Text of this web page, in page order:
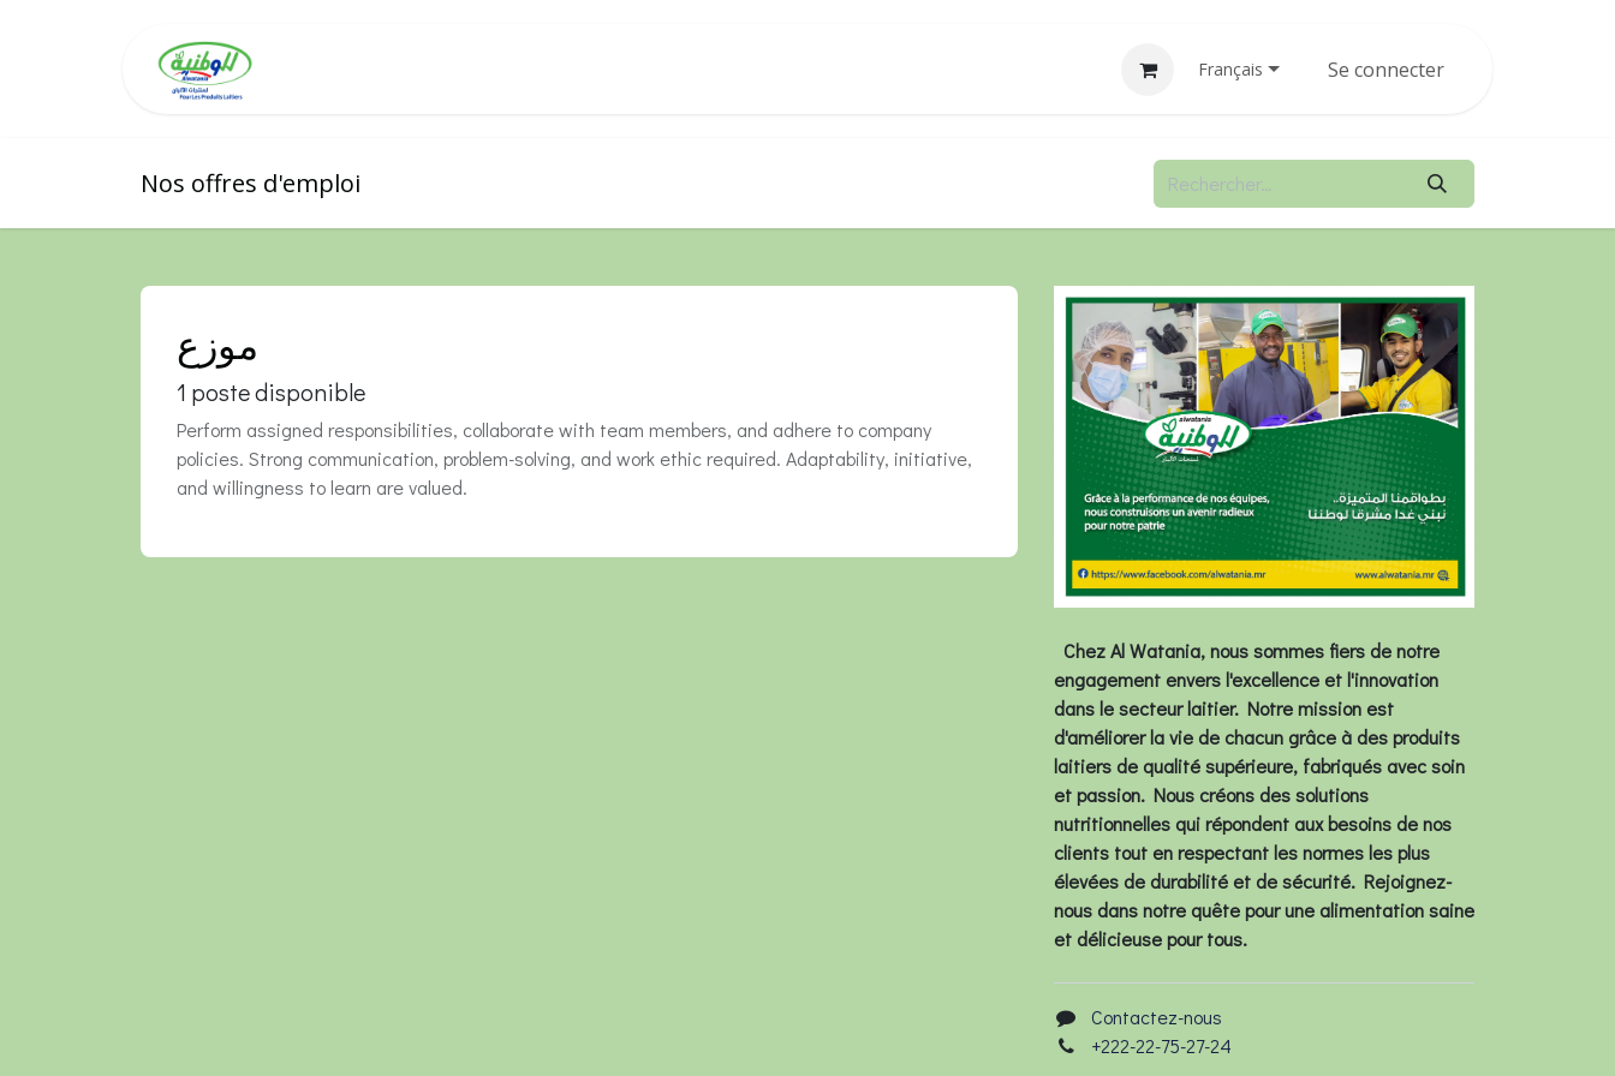
Événements Assistance Cours
Français Se connecter
Nos offres d'emploi
موزع
1 poste disponible
Perform assigned responsibilities, collaborate with team members, and adhere to company
policies. Strong communication, problem-solving, and work ethic required. Adaptability, initiative,
and willingness to learn are valued.
Chez Al Watania, nous sommes fiers de notre
engagement envers l'excellence et l'innovation
dans le secteur laitier. Notre mission est
d'améliorer la vie de chacun grâce à des produits
laitiers de qualité supérieure, fabriqués avec soin
et passion. Nous créons des solutions
nutritionnelles qui répondent aux besoins de nos
clients tout en respectant les normes les plus
élevées de durabilité et de sécurité. Rejoignez-
nous dans notre quête pour une alimentation saine
et délicieuse pour tous.
Contactez-nous
+222-22-75-27-24